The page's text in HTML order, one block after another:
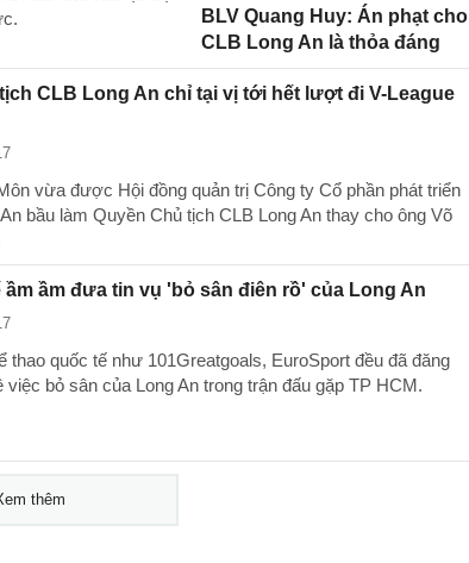
BLV Quang Huy: Án phạt cho
CLB Long An là thỏa đáng
CLB Long An chỉ tại vị tới hết lượt đi V-League
vừa được Hội đồng quản trị Công ty Cổ phần phát triển
bầu làm Quyền Chủ tịch CLB Long An thay cho ông Võ
ầm ầm đưa tin vụ 'bỏ sân điên rồ' của Long An
thao quốc tế như 101Greatgoals, EuroSport đều đã đăng
việc bỏ sân của Long An trong trận đấu gặp TP HCM.
thêm